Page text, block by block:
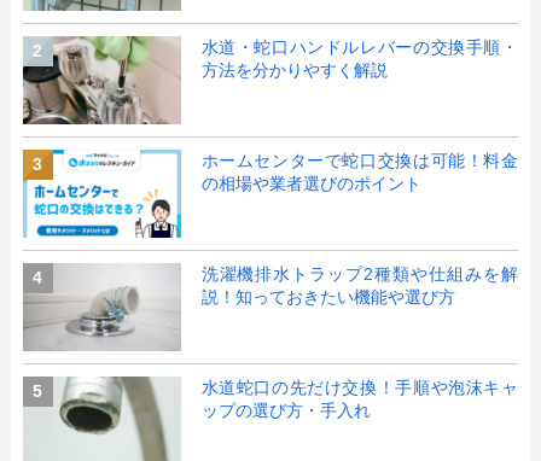
2
水道・蛇口ハンドルレバーの交換手順・
方法を分かりやすく解説
3
ホームセンターで蛇口交換は可能！料金
の相場や業者選びのポイント
4
洗濯機排水トラップ2種類や仕組みを解
説！知っておきたい機能や選び方
5
水道蛇口の先だけ交換！手順や泡沫キャ
ップの選び方・手入れ